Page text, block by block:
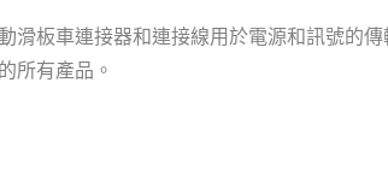
滑板車連接器和連接線用於電源和訊號的
所有產品。